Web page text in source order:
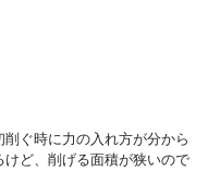
ぐ時に力の入れ方が分から
ど、削げる面積が狭いので